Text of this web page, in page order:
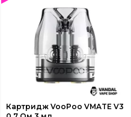
Картридж VooPoo VMATE V3